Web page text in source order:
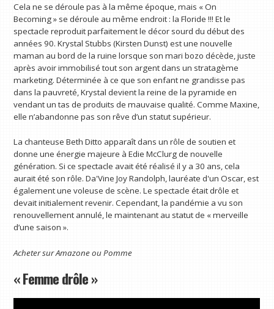
Cela ne se déroule pas à la même époque, mais « On
Becoming » se déroule au même endroit : la Floride !!! Et le
spectacle reproduit parfaitement le décor sourd du début des
années 90. Krystal Stubbs (Kirsten Dunst) est une nouvelle
maman au bord de la ruine lorsque son mari bozo décède, juste
après avoir immobilisé tout son argent dans un stratagème
marketing. Déterminée à ce que son enfant ne grandisse pas
dans la pauvreté, Krystal devient la reine de la pyramide en
vendant un tas de produits de mauvaise qualité. Comme Maxine,
elle n’abandonne pas son rêve d’un statut supérieur.
La chanteuse Beth Ditto apparaît dans un rôle de soutien et
donne une énergie majeure à Edie McClurg de nouvelle
génération. Si ce spectacle avait été réalisé il y a 30 ans, cela
aurait été son rôle. Da'Vine Joy Randolph, lauréate d'un Oscar, est
également une voleuse de scène. Le spectacle était drôle et
devait initialement revenir. Cependant, la pandémie a vu son
renouvellement annulé, le maintenant au statut de « merveille
d’une saison ».
Acheter surAmazoneouPomme
« Femme drôle »